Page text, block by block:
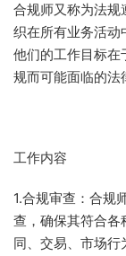
合规师又称为法规
织在所有业务活动
他们的工作目标在
规而可能面临的法
工作内容
1.合规审查：合规
查，确保其符合各
同、交易、市场